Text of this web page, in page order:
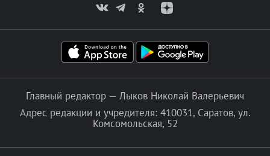
Главный редактор — Лыков Николай Валерьевич
Адрес редакции и учредителя: 410031, Саратов, ул.
Комсомольская, 52